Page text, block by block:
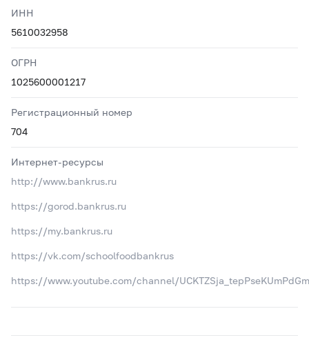
ИНН
5610032958
ОГРН
1025600001217
Регистрационный номер
704
Интернет-ресурсы
http://www.bankrus.ru
https://gorod.bankrus.ru
https://my.bankrus.ru
https://vk.com/schoolfoodbankrus
https://www.youtube.com/channel/